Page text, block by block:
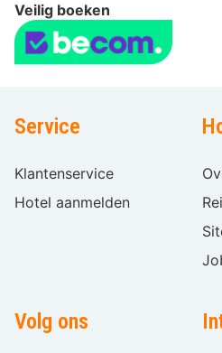
Veilig boeken
Service
Klantenservice
Hotel aanmelden
Volg ons